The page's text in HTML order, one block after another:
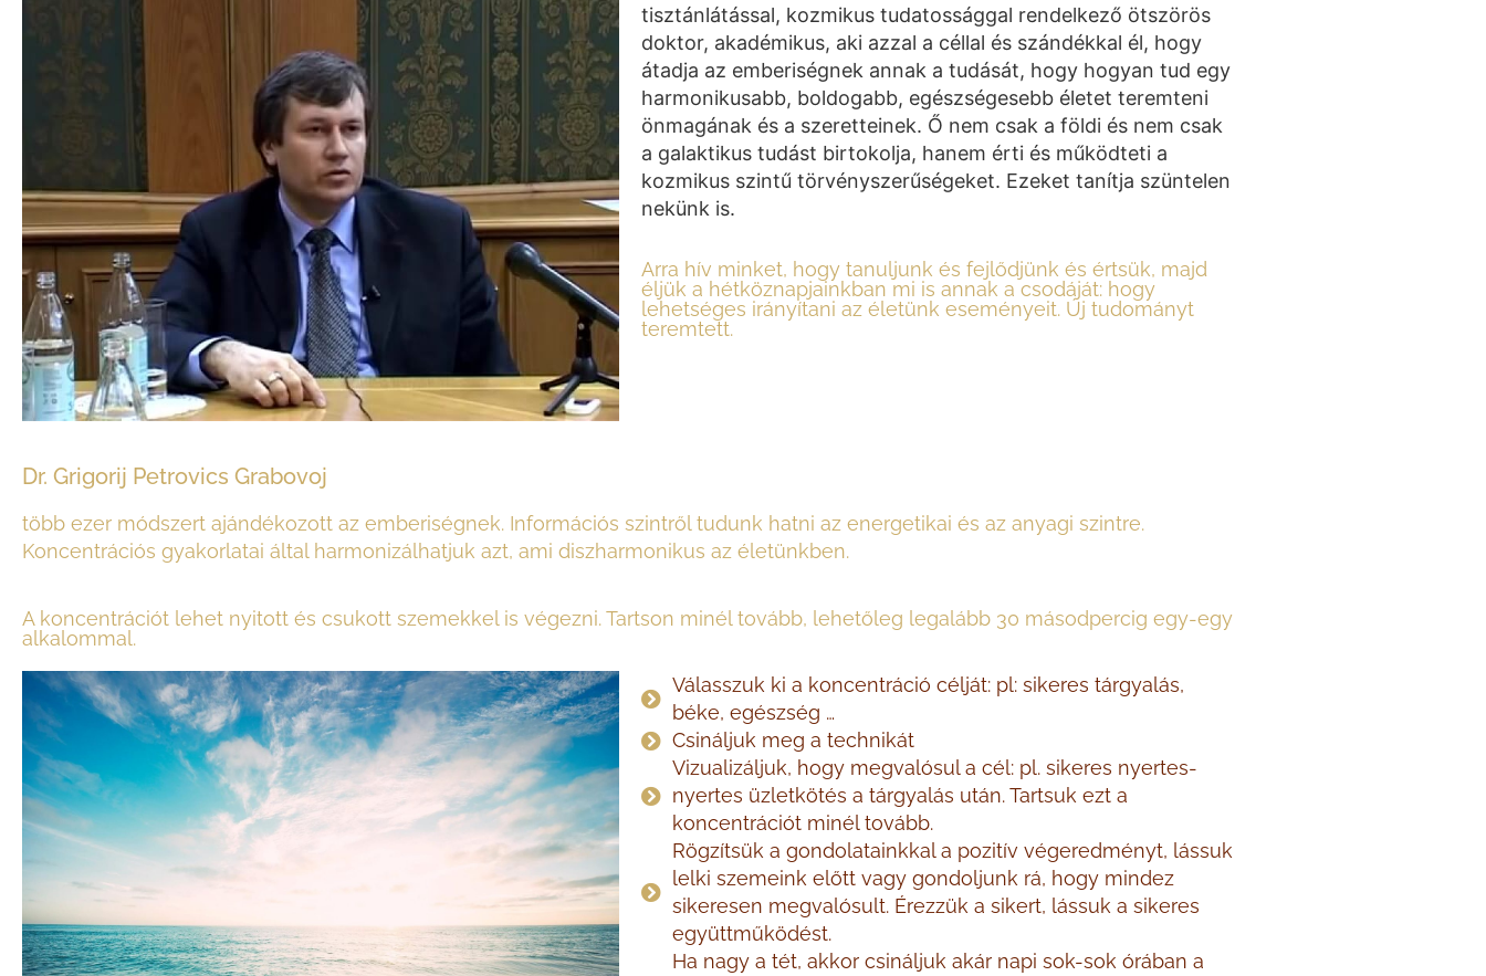
tisztánlátással, kozmikus tudatossággal rendelkező ötszörös
doktor, akadémikus, aki azzal a céllal és szándékkal él, hogy
átadja az emberiségnek annak a tudását, hogy hogyan tud egy
harmonikusabb, boldogabb, egészségesebb életet teremteni
önmagának és a szeretteinek. Ő nem csak a földi és nem csak
a galaktikus tudást birtokolja, hanem érti és működteti a
kozmikus szintű törvényszerűségeket. Ezeket tanítja szüntelen
nekünk is.
Arra hív minket, hogy tanuljunk és fejlődjünk és értsük, majd
éljük a hétköznapjainkban mi is annak a csodáját: hogy
lehetséges irányítani az életünk eseményeit. Új tudományt
teremtett.
Dr. Grigorij Petrovics Grabovoj
több ezer módszert ajándékozott az emberiségnek. Információs szintről tudunk hatni az energetikai és az anyagi szintre.
Koncentrációs gyakorlatai által harmonizálhatjuk azt, ami diszharmonikus az életünkben.
A koncentrációt lehet nyitott és csukott szemekkel is végezni. Tartson minél tovább, lehetőleg legalább 30 másodpercig egy-egy
alkalommal.
Válasszuk ki a koncentráció célját: pl: sikeres tárgyalás,
béke, egészség …
Csináljuk meg a technikát
Vizualizáljuk, hogy megvalósul a cél: pl. sikeres nyertes-
nyertes üzletkötés a tárgyalás után. Tartsuk ezt a
koncentrációt minél tovább.
Rögzítsük a gondolatainkkal a pozitív végeredményt, lássuk
lelki szemeink előtt vagy gondoljunk rá, hogy mindez
sikeresen megvalósult. Érezzük a sikert, lássuk a sikeres
együttműködést.
Ha nagy a tét, akkor csináljuk akár napi sok-sok órában a